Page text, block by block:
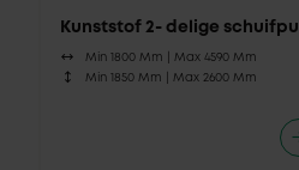
Kunststof 2- delige schuifpui
Min 1800 Mm | Max 4590 Mm
Min 1850 Mm | Max 2600 Mm